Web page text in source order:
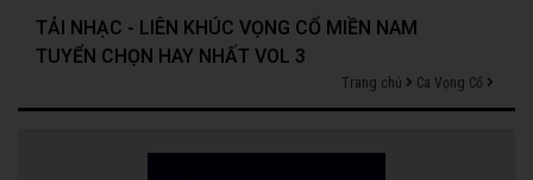
TẢI NHẠC - LIÊN KHÚC VỌNG CỔ MIỀN NAM
TUYỂN CHỌN HAY NHẤT VOL 3
Trang chủ Ca Vọng Cổ